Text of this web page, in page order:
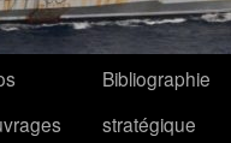
Bibliographie
stratégique